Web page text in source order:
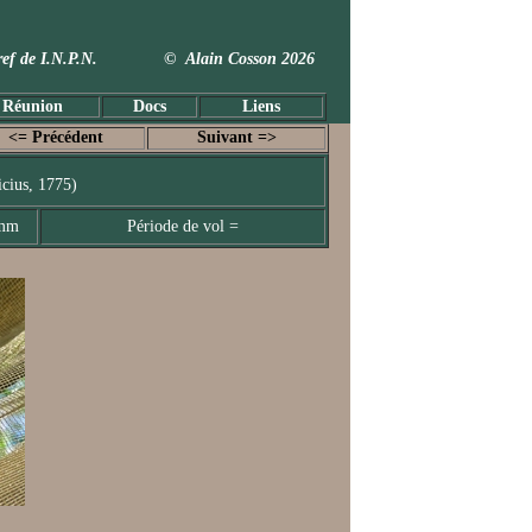
de I.N.P.N. © Alain Cosson 2026
Docs Liens
<= Précédent Suivant =>
1775)
Période de vol =